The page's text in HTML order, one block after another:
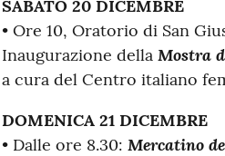
SABATO 20 DICEMBRE
• Ore 10, Oratorio di San
Inaugurazione della Mostra
a cura del Centro italiano
DOMENICA 21 DICEMBRE
• Dalle ore 8.30: Mercatino